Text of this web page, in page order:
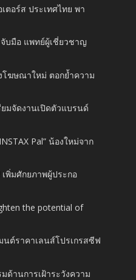
ตอร์ส ประเทศไทย พา
บมือ แพทย์ผู้เชี่ยวชาญ
โฆษณาใหม่ ตอกย้ำความ
มจัดงานเปิดตัวแบรนด์
Pal” น้องใหม่จาก
เพิ่มศักยภาพผู้ประกอ
the potential of
นต์ราคาเลนส์โปรเกรสซีฟ
ด้านการเฝ้าระวังความ